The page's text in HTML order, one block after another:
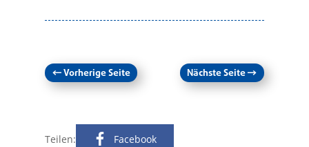
←Vorherige Seite Nächste Seite→
Teilen: Facebook